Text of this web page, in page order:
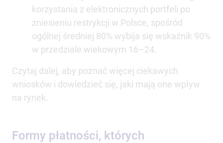
korzystania z elektronicznych portfeli po
zniesieniu restrykcji w Polsce, spośród
ogólnej średniej 80% wybija się wskaźnik 90%
w przedziale wiekowym 16–24.
Czytaj dalej, aby poznać więcej ciekawych
wniosków i dowiedzieć się, jaki mają one wpływ
na rynek.
Formy płatności, których